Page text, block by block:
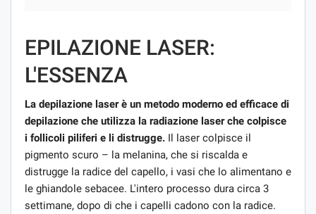
EPILAZIONE LASER:
L'ESSENZA
La depilazione laser è un metodo moderno ed efficace di
depilazione che utilizza la radiazione laser che colpisce
i follicoli piliferi e li distrugge. Il laser colpisce il
pigmento scuro – la melanina, che si riscalda e
distrugge la radice del capello, i vasi che lo alimentano e
le ghiandole sebacee. L'intero processo dura circa 3
settimane, dopo di che i capelli cadono con la radice.